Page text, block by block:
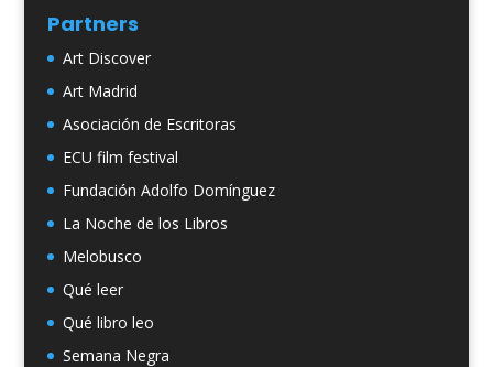
Partners
Art Discover
Art Madrid
Asociación de Escritoras
ECU film festival
Fundación Adolfo Domínguez
La Noche de los Libros
Melobusco
Qué leer
Qué libro leo
Semana Negra